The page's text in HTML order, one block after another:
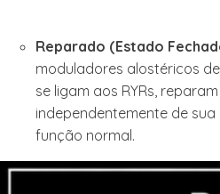
Reparado (Estado
moduladores alostéricos
se ligam aos RYRs,
independentemente de
função normal.